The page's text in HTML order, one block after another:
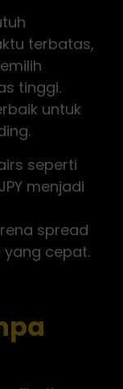
terbatas,
tinggi.
untuk
seperti
menjadi
spread
yang cepat.